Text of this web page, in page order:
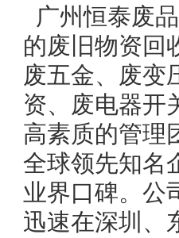
广州恒泰废
的废旧物资回
废五金、废变
资、废电器开
高素质的管理
全球领先知名
业界口碑。公
迅速在深圳、